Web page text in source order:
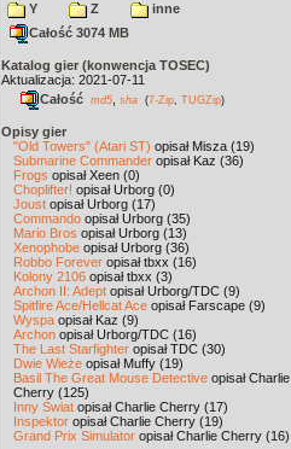
Y
Z
inne
Całość 3074 MB
Katalog gier (konwencja TOSEC)
Aktualizacja: 2021-07-11
Całość md5 sha (7-Zip TUGZip)
Opisy gier
"Old Towers" (Atari ST) opisał Misza (19)
Submarine Commander opisał Kaz (36)
Frogs opisał Xeen (0)
Choplifter! opisał Urborg (0)
Joust opisał Urborg (17)
Commando opisał Urborg (35)
Mario Bros opisał Urborg (13)
Xenophobe opisał Urborg (36)
Robbo Forever opisał tbxx (16)
Kolony 2106 opisał tbxx (3)
Archon II: Adept opisał Urborg/TDC (9)
Spitfire Ace/Hellcat Ace opisał Farscape (9)
Wyspa opisał Kaz (9)
Archon opisał Urborg/TDC (16)
The Last Starfighter opisał TDC (30)
Dwie Wieże opisał Muffy (19)
Basil The Great Mouse Detective opisał Charlie
Cherry (125)
Inny Świat opisał Charlie Cherry (17)
Inspektor opisał Charlie Cherry (19)
Grand Prix Simulator opisał Charlie Cherry (16)